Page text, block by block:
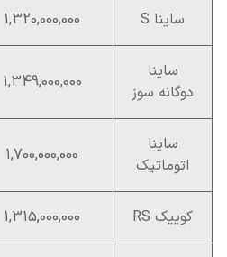
ساینا S 1,320,000,000
ساینا
دوگانه سوز
1,349,000,000
ساینا
اتوماتیک
1,700,000,000
کوییک RS 1,315,000,000